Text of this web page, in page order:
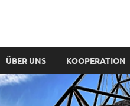
ÜBER UNS KOOPERATION